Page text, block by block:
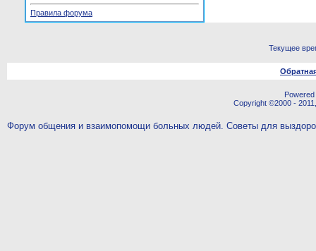
Правила форума
Текущее
Copyright ©2000 -
Форум общения и взаимопомощи больных людей. Советы для